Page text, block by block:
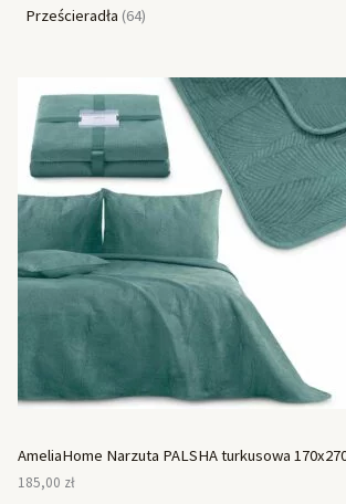
Prześcieradła 64
AmeliaHome Narzuta PALSHA turkusowa
185,00 zł